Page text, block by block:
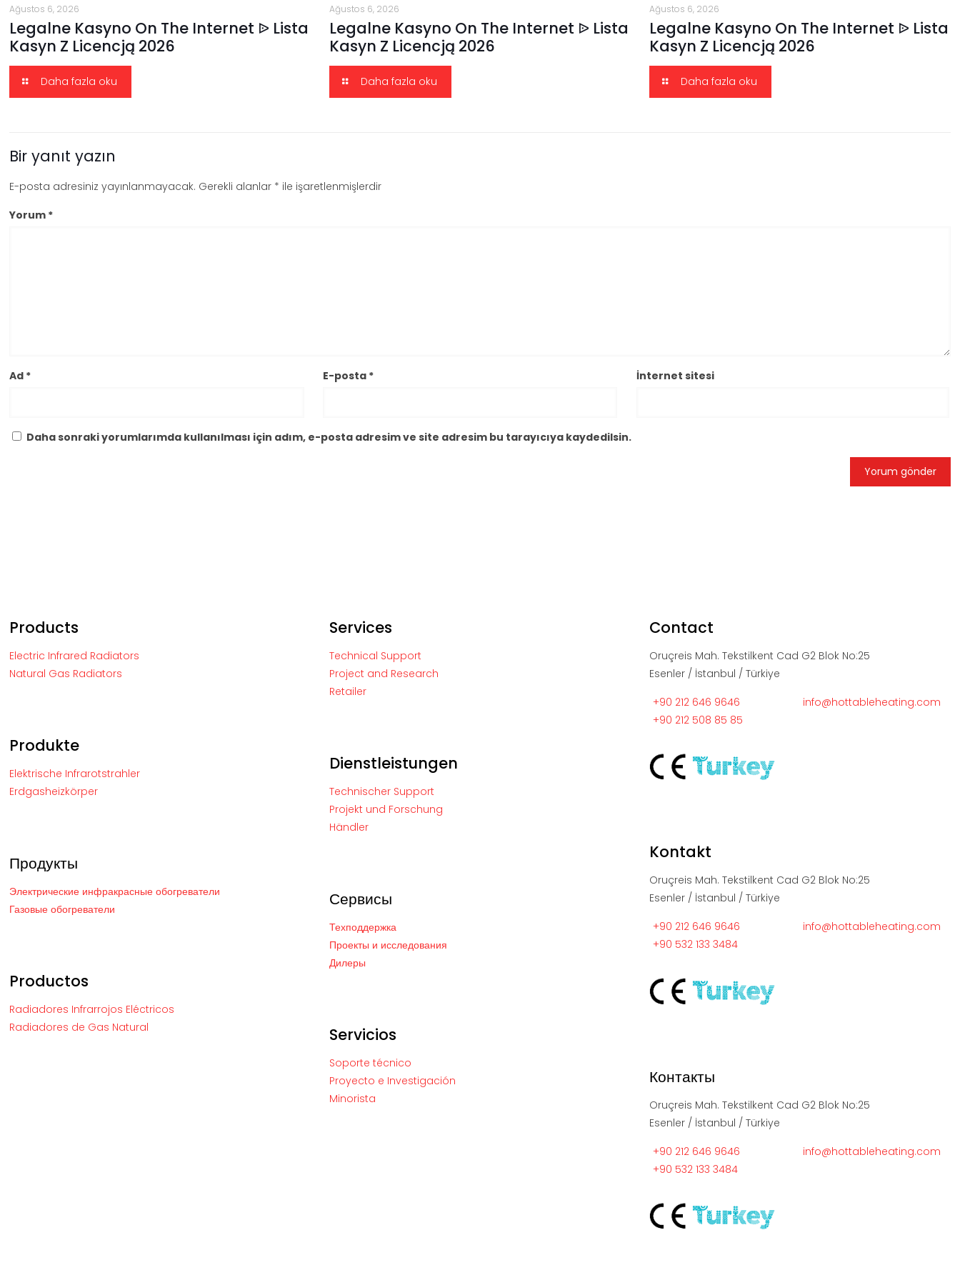
Ağustos 6, 2026
Legalne Kasyno On The Internet ᐉ Lista
Kasyn Z Licencją 2026
Daha fazla oku
Ağustos 6, 2026
Legalne Kasyno On The Internet ᐉ Lista
Kasyn Z Licencją 2026
Daha fazla oku
Ağustos 6, 2026
Legalne Kasyno On The Internet ᐉ Lista
Kasyn Z Licencją 2026
Daha fazla oku
Bir yanıt yazın
E-posta adresiniz yayınlanmayacak. Gerekli alanlar * ile işaretlenmişlerdir
Yorum *
Ad * E-posta * İnternet sitesi
Daha sonraki yorumlarımda kullanılması için adım, e-posta adresim ve site adresim bu tarayıcıya kaydedilsin.
Products
Electric Infrared Radiators
Natural Gas Radiators
Produkte
Elektrische Infrarotstrahler
Erdgasheizkörper
Продукты
Электрические инфракрасные обогреватели
Газовые обогреватели
Productos
Radiadores Infrarrojos Eléctricos
Radiadores de Gas Natural
Services
Technical Support
Project and Research
Retailer
Dienstleistungen
Technischer Support
Projekt und Forschung
Händler
Сервисы
Техподдержка
Проекты и исследования
Дилеры
Servicios
Soporte técnico
Proyecto e Investigación
Minorista
Contact
Oruçreis Mah. Tekstilkent Cad G2 Blok No:25
Esenler / İstanbul / Türkiye
+90 212 646 9646
+90 212 508 85 85
info@hottableheating.com
Kontakt
Oruçreis Mah. Tekstilkent Cad G2 Blok No:25
Esenler / İstanbul / Türkiye
+90 212 646 9646
+90 532 133 3484
info@hottableheating.com
Контакты
Oruçreis Mah. Tekstilkent Cad G2 Blok No:25
Esenler / İstanbul / Türkiye
+90 212 646 9646
+90 532 133 3484
info@hottableheating.com